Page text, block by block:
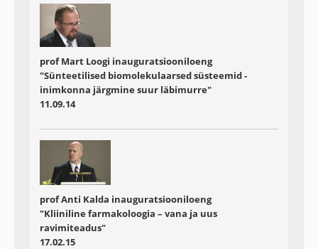
prof Mart Loogi inauguratsiooniloeng
"Sünteetilised biomolekulaarsed süsteemid -
inimkonna järgmine suur läbimurre"
11.09.14
prof Anti Kalda inauguratsiooniloeng
"Kliiniline farmakoloogia – vana ja uus
ravimiteadus"
17.02.15